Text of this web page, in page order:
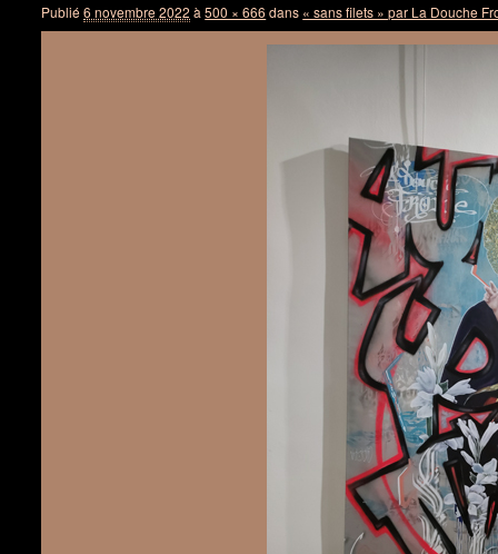
Publié6 novembre 2022 à500 × 666 dans « sans filets » par La Douche